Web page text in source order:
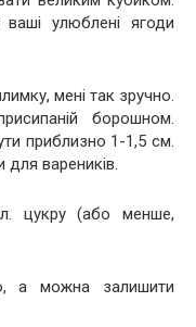
улюблені ягоди
мені так зручно.
борошном.
приблизно 1-1,5 см.
вареників.
цукру (або менше,
а можна залишити